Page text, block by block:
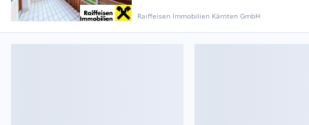
Raiffeisen Immobilien Kärnten GmbH